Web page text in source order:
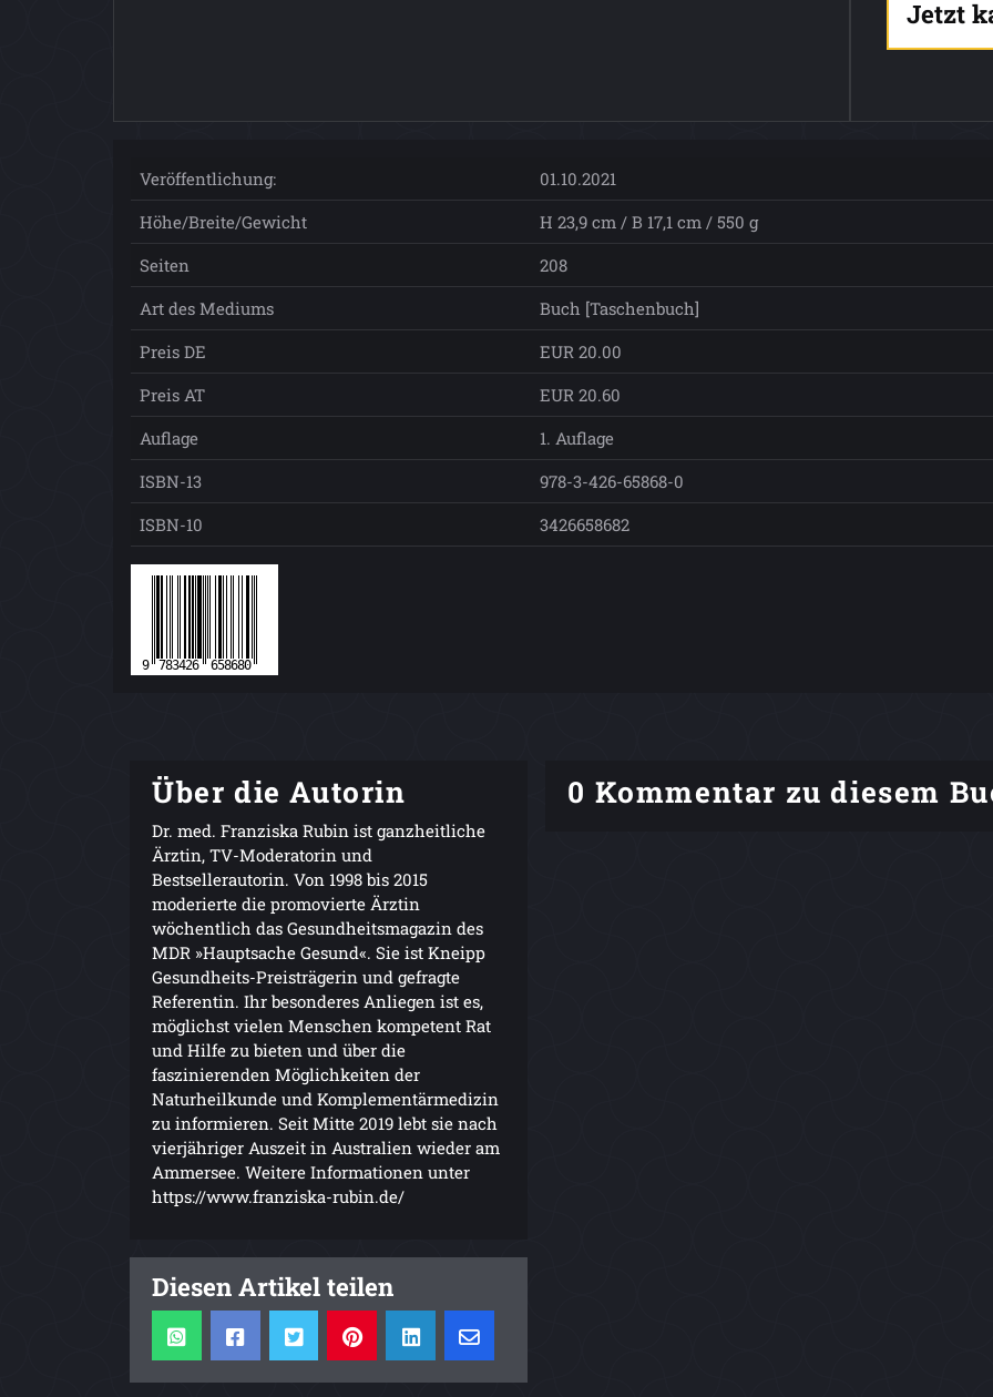
Jetzt
Veröffentlichung:
01.10.2021
Höhe/Breite/Gewicht
H 23,9 cm / B 17,1 cm / 550 g
Seiten
208
Art des Mediums
Buch [Taschenbuch]
Preis DE
EUR 20.00
Preis AT
EUR 20.60
Auflage
1. Auflage
ISBN-13
978-3-426-65868-0
ISBN-10
3426658682
Über die Autorin
Dr. med. Franziska Rubin ist ganzheitliche
Ärztin, TV-Moderatorin und
Bestsellerautorin. Von 1998 bis 2015
moderierte die promovierte Ärztin
wöchentlich das Gesundheitsmagazin des
MDR »Hauptsache Gesund«. Sie ist Kneipp
Gesundheits-Preisträgerin und gefragte
Referentin. Ihr besonderes Anliegen ist es,
möglichst vielen Menschen kompetent Rat
und Hilfe zu bieten und über die
faszinierenden Möglichkeiten der
Naturheilkunde und Komplementärmedizin
zu informieren. Seit Mitte 2019 lebt sie nach
vierjähriger Auszeit in Australien wieder am
Ammersee. Weitere Informationen unter
https://www.franziska-rubin.de/
Diesen Artikel teilen
0 Kommentar zu diesem